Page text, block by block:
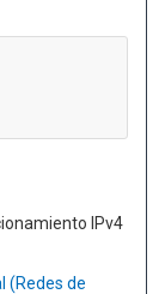
IPv4
(Redes de